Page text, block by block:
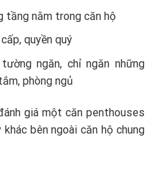
tầng nằm trong căn hộ
quyền quý
ngăn, chỉ ngăn những
phòng ngủ
giá một căn penthouses
bên ngoài căn hộ chung